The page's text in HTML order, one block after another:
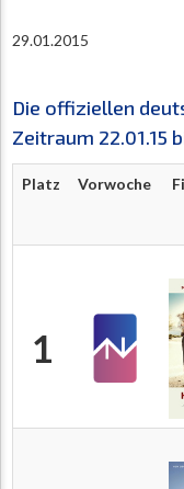
29.01.2015
Die offiziellen
Zeitraum 22.01.15
Platz Vorwoche
1